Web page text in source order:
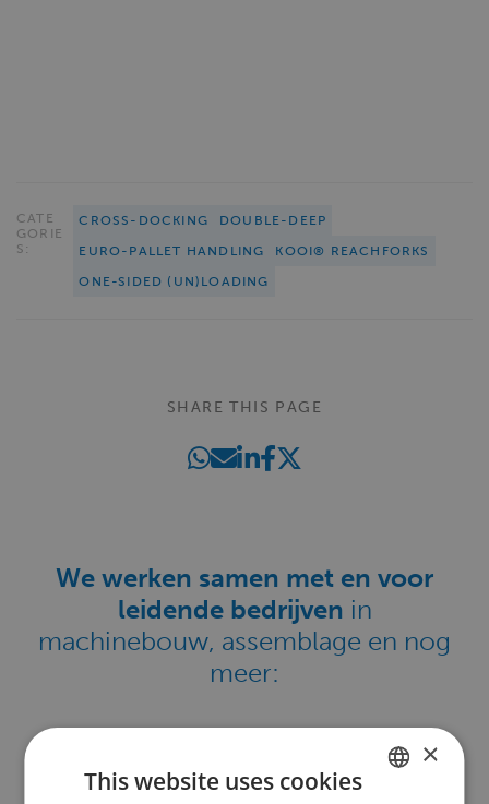
CATE
GORIE
S:
CROSS-DOCKING
DOUBLE-DEEP
EURO-PALLET HANDLING
KOOI® REACHFORKS
ONE-SIDED (UN)LOADING
SHARE THIS PAGE
We werken samen met en voor
leidende bedrijven in
machinebouw, assemblage en nog
meer:
×
This website uses cookies